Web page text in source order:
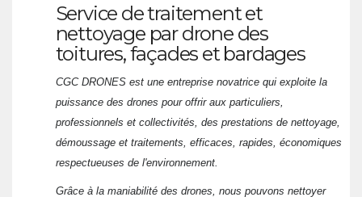
Service de traitement et
nettoyage par drone des
toitures, façades et bardages
CGC DRONES est une entreprise novatrice qui exploite la
puissance des drones pour offrir aux particuliers,
professionnels et collectivités, des prestations de nettoyage,
démoussage et traitements, efficaces, rapides, économiques
respectueuses de l'environnement.
Grâce à la maniabilité des drones, nous pouvons nettoyer